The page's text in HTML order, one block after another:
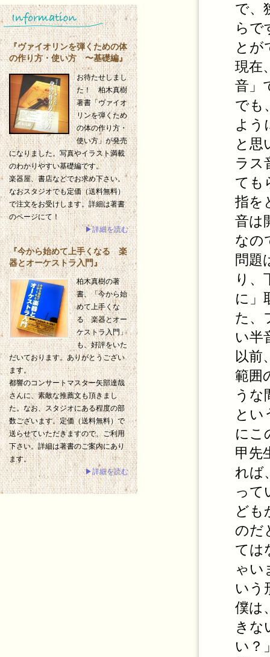
で、
らで
とが
現在
音」
でも
よう
と思
ラス
ても
指を
音は
なの
問題
り、
に」
た、
い半
以前
範囲
うな
とい
にこ
甲先
れば
って
ども
のだ
ては
ゃい
いう
僕は
きな
い？
『ヴァイオリンを弾くための体
の作り方・使い方 〜基礎編』
お待たせしまし
た！ 柏木真樹
著書「ヴァイオ
リンを弾くため
の体の作り方・
使い方」が発売
になりました。写真やイラスト満載
のわかりやすい基礎編です。
楽器屋、書店などでお求め下さい。
なおスタジオでも定価（送料無料）
で注文をお受けします。詳細は著書
のページにて！
▶詳細を読む
『今から始めて上手くなる 楽
器とオーケストラ入門』
柏木真樹の著
書、「今から始
めて上手くな
る 楽器とオー
ケストラ入門」
も、好評をいた
だいております。ありがとうござい
ます。
都響のコンサートマスター矢部達哉
さんに、素敵な推薦文も頂きまし
た。なお、スタジオにある程度の部
数ございます。定価（送料無料）で
送らせていただきますので、ご利用
下さい。詳細は著書のご案内にあり
ます。
▶詳細を読む